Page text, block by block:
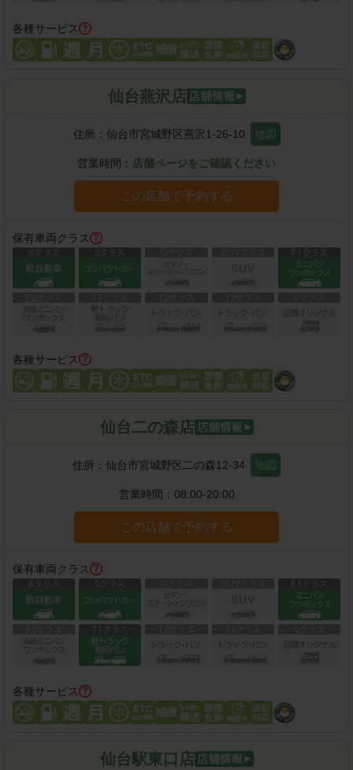
各種サービス
仙台燕沢店
住所： 仙台市宮城野区燕沢1-26-10 地図
営業時間： 店舗ページをご確認ください
この店舗で予約する
保有車両クラス
各種サービス
仙台二の森店
住所： 仙台市宮城野区二の森12-34 地図
営業時間： 08:00-20:00
この店舗で予約する
保有車両クラス
各種サービス
仙台駅東口店